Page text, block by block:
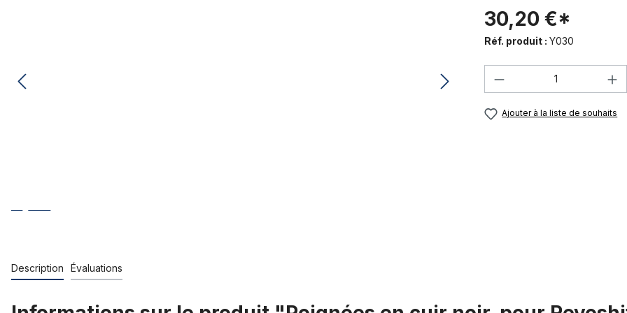
30,20 €*
Réf. produit : Y030
Quantité de
Ajouter à la liste de souhaits
Description Évaluations